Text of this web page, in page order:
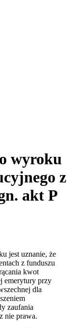
wyroku
z
akt P
jest uznanie, że
z funduszu
kwot
emerytury przy
dla
zaufania
nie prawa.